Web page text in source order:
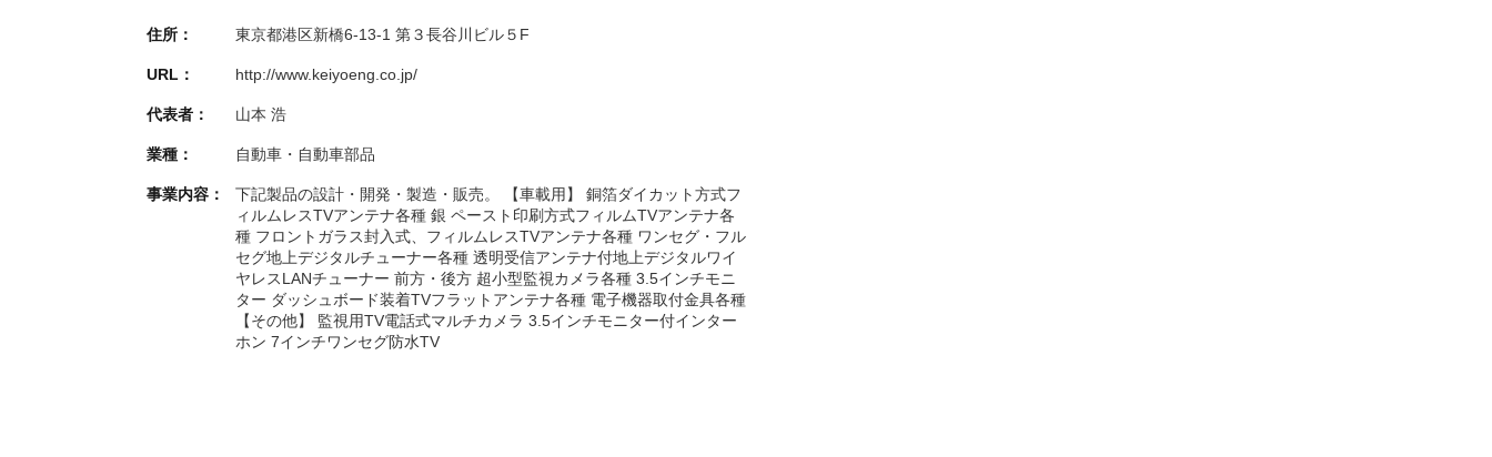
住所： 東京都港区新橋6-13-1 第３長谷川ビル５F
URL： http://www.keiyoeng.co.jp/
代表者： 山本 浩
業種： 自動車・自動車部品
事業内容：
下記製品の設計・開発・製造・販売。 【車載用】 銅箔ダイカット方式フ
ィルムレスTVアンテナ各種 銀 ペースト印刷方式フィルムTVアンテナ各
種 フロントガラス封入式、フィルムレスTVアンテナ各種 ワンセグ・フル
セグ地上デジタルチューナー各種 透明受信アンテナ付地上デジタルワイ
ヤレスLANチューナー 前方・後方 超小型監視カメラ各種 3.5インチモニ
ター ダッシュボード装着TVフラットアンテナ各種 電子機器取付金具各種
【その他】 監視用TV電話式マルチカメラ 3.5インチモニター付インター
ホン 7インチワンセグ防水TV